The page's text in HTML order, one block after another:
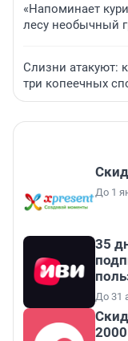
«Напоминает
лесу необычный
Слизни атакуют:
три копеечных
До 1
35
До 31